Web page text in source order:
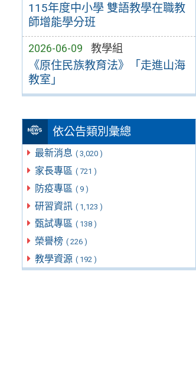
115年度中小學 雙語教學在職教
師增能學分班
2026-06-09 教學組
《原住民族教育法》「走進山海
教室」
依公告類別彙總
最新消息 ( 3,020 )
家長專區 ( 721 )
防疫專區 ( 9 )
研習資訊 ( 1,123 )
甄試專區 ( 138 )
榮譽榜 ( 226 )
教學資源 ( 192 )